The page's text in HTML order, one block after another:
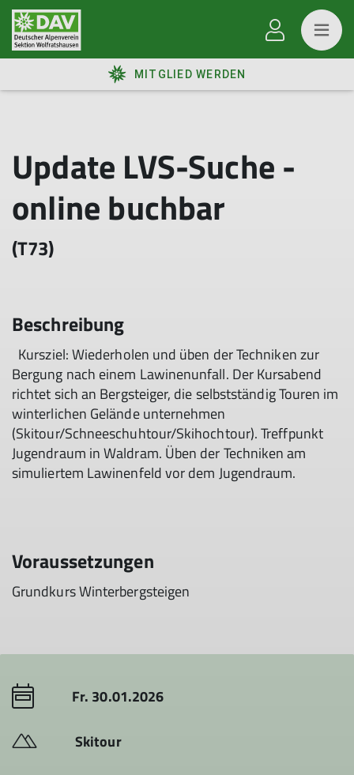
MITGLIED WERDEN
Update LVS-Suche -
online buchbar
(T73)
Beschreibung
Kursziel: Wiederholen und üben der Techniken zur
Bergung nach einem Lawinenunfall. Der Kursabend
richtet sich an Bergsteiger, die selbstständig Touren im
winterlichen Gelände unternehmen
(Skitour/Schneeschuhtour/Skihochtour). Treffpunkt
Jugendraum in Waldram. Üben der Techniken am
simuliertem Lawinenfeld vor dem Jugendraum.
Voraussetzungen
Grundkurs Winterbergsteigen
Fr. 30.01.2026
Skitour